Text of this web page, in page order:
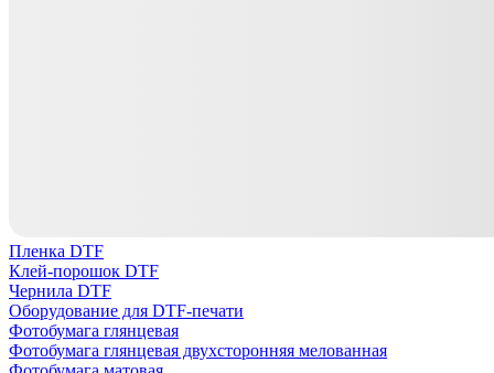
Пленка DTF
Клей-порошок DTF
Чернила DTF
Оборудование для DTF-печати
Фотобумага глянцевая
Фотобумага глянцевая двухсторонняя мелованная